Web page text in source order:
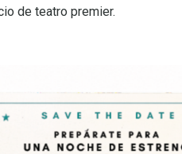
de teatro premier.